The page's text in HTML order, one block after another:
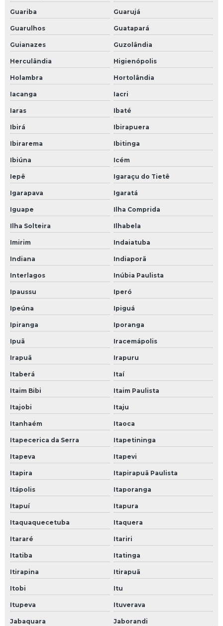
Guariba Guarujá
Guarulhos Guatapará
Guianazes Guzolândia
Herculândia Higienópolis
Holambra Hortolândia
Iacanga Iacri
Iaras Ibaté
Ibirá Ibirapuera
Ibirarema Ibitinga
Ibiúna Icém
Iepê Igaraçu do Tietê
Igarapava Igaratá
Iguape Ilha Comprida
Ilha Solteira Ilhabela
Imirim Indaiatuba
Indiana Indiaporã
Interlagos Inúbia Paulista
Ipaussu Iperó
Ipeúna Ipiguá
Ipiranga Iporanga
Ipuã Iracemápolis
Irapuã Irapuru
Itaberá Itaí
Itaim Bibi Itaim Paulista
Itajobi Itaju
Itanhaém Itaoca
Itapecerica da Serra Itapetininga
Itapeva Itapevi
Itapira Itapirapuã Paulista
Itápolis Itaporanga
Itapuí Itapura
Itaquaquecetuba Itaquera
Itararé Itariri
Itatiba Itatinga
Itirapina Itirapuã
Itobi Itu
Itupeva Ituverava
Jabaquara Jaborandi